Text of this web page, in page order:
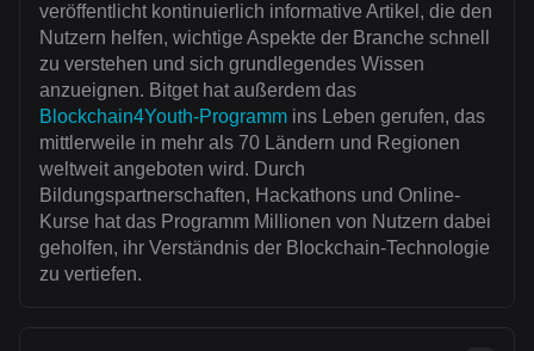
veröffentlicht kontinuierlich informative Artikel, die den
Nutzern helfen, wichtige Aspekte der Branche schnell
zu verstehen und sich grundlegendes Wissen
anzueignen. Bitget hat außerdem das
Blockchain4Youth-Programm ins Leben gerufen, das
mittlerweile in mehr als 70 Ländern und Regionen
weltweit angeboten wird. Durch
Bildungspartnerschaften, Hackathons und Online-
Kurse hat das Programm Millionen von Nutzern dabei
geholfen, ihr Verständnis der Blockchain-Technologie
zu vertiefen.